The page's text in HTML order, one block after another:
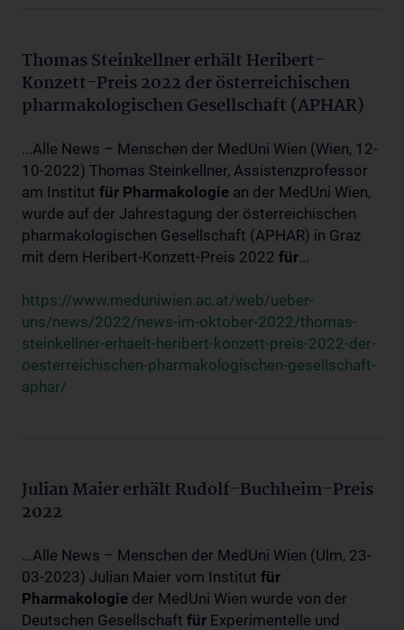
Thomas Steinkellner erhält Heribert-
Konzett-Preis 2022 der österreichischen
pharmakologischen Gesellschaft (APHAR)
...Alle News – Menschen der MedUni Wien (Wien, 12-
10-2022) Thomas Steinkellner, Assistenzprofessor
am Institut für Pharmakologie an der MedUni Wien,
wurde auf der Jahrestagung der österreichischen
pharmakologischen Gesellschaft (APHAR) in Graz
mit dem Heribert-Konzett-Preis 2022 für...
https://www.meduniwien.ac.at/web/ueber-
uns/news/2022/news-im-oktober-2022/thomas-
steinkellner-erhaelt-heribert-konzett-preis-2022-der-
oesterreichischen-pharmakologischen-gesellschaft-
aphar/
Julian Maier erhält Rudolf-Buchheim-Preis
2022
...Alle News – Menschen der MedUni Wien (Ulm, 23-
03-2023) Julian Maier vom Institut für
Pharmakologie der MedUni Wien wurde von der
Deutschen Gesellschaft für Experimentelle und